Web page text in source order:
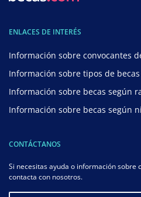
ENLACES DE INTERÉS
Información sobre convocantes
Información sobre tipos de becas
Información sobre becas según
Información sobre becas según
CONTÁCTANOS
Si necesitas ayuda o información sobre
contacta con nosotros.